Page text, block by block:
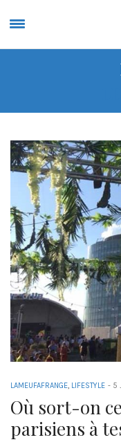
LAMEUFAFRANGE, LIFESTYLE - 5
Où sort-on
parisiens à